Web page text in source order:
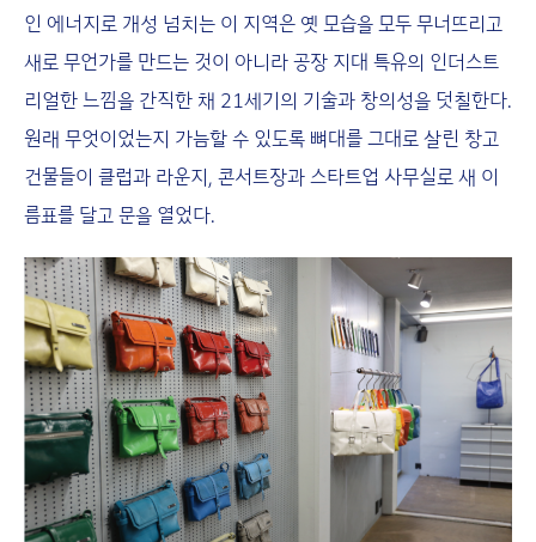
인 에너지로 개성 넘치는 이 지역은 옛 모습을 모두 무너뜨리고
새로 무언가를 만드는 것이 아니라 공장 지대 특유의 인더스트
리얼한 느낌을 간직한 채 21세기의 기술과 창의성을 덧칠한다.
원래 무엇이었는지 가늠할 수 있도록 뼈대를 그대로 살린 창고
건물들이 클럽과 라운지, 콘서트장과 스타트업 사무실로 새 이
름표를 달고 문을 열었다.